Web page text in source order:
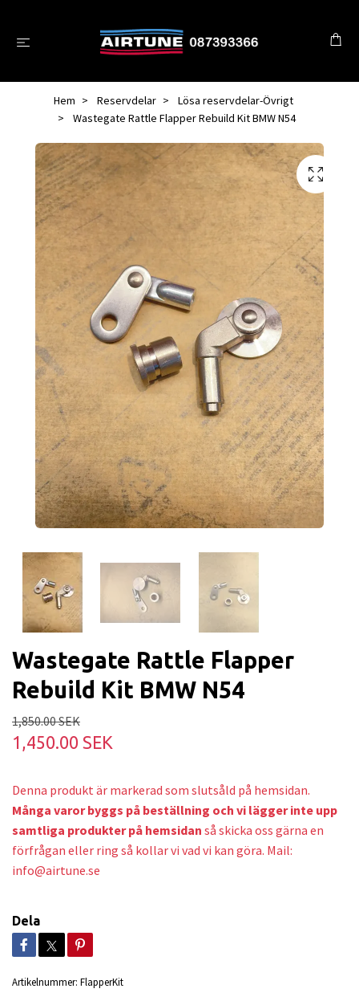
Hem Reservdelar
Lösa reservdelar-Övrigt
Wastegate Rattle Flapper Rebuild Kit BMW N54
Wastegate Rattle Flapper
Rebuild Kit BMW N54
1,850.00 SEK
1,450.00 SEK
Denna produkt är markerad som slutsåld på hemsidan.
Många varor byggs på beställning och vi lägger inte upp
samtliga produkter på hemsidan så skicka oss gärna en
förfrågan eller ring så kollar vi vad vi kan göra. Mail:
info@airtune.se
Dela
Artikelnummer: FlapperKit